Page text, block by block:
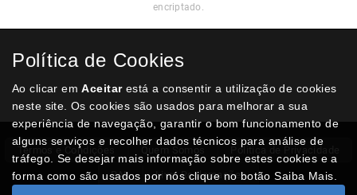
encriptado.
Termos e Condições Politica de Privacidade
RAL Livro Reclamações
Política de Cookies
Ao clicar emAceitarestá a consentir a utilização de cookies
neste site. Os cookies são usados para melhorar a sua
experiência de navegação, garantir o bom funcionamento de
alguns serviços e recolher dados técnicos para análise de
tráfego. Se desejar mais informação sobre estes cookies e a
forma como são usados por nós clique no botão Saiba Mais.